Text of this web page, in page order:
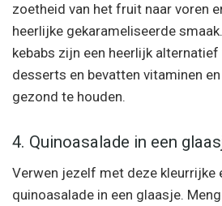
zoetheid van het fruit naar voren
heerlijke gekarameliseerde
kebabs zijn een heerlijk
desserts en bevatten vitaminen
gezond te houden.
4. Quinoasalade in een
Verwen jezelf met deze kleurrijke
quinoasalade in een glaasje.